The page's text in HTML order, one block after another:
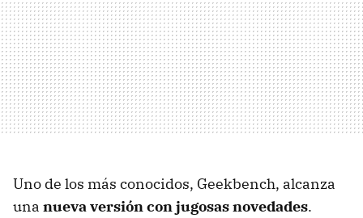
Uno de los más conocidos, Geekbench, alcanza
una nueva versión con jugosas novedades.